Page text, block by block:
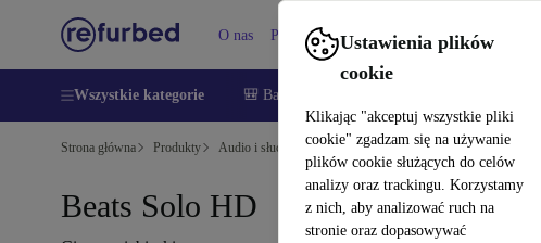
Ustawienia plików
cookie
Klikając "akceptuj wszystkie pliki
cookie" zgadzam się na używanie
plików cookie służących do celów
analizy oraz trackingu. Korzystamy
z nich, aby analizować ruch na
stronie oraz dopasowywać
O nas Pomoc
Wszystkie kategorie 🎒 Back to school
Strona główna Produkty Audio i słuchawki Słuchawki
Beats Solo HD